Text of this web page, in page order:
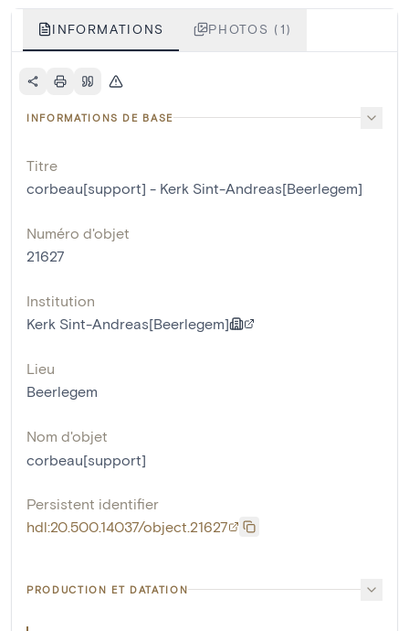
INFORMATIONS PHOTOS (1)
INFORMATIONS DE BASE
Titre
corbeau[support] - Kerk Sint-Andreas[Beerlegem]
Numéro d'objet
21627
Institution
Kerk Sint-Andreas[Beerlegem]
Lieu
Beerlegem
Nom d'objet
corbeau[support]
Persistent identifier
hdl:20.500.14037/object.21627
PRODUCTION ET DATATION